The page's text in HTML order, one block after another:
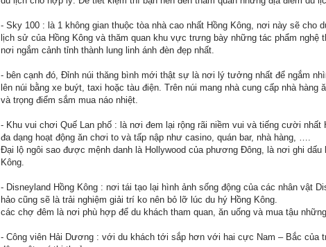
- Sky 100 : là 1 không gian thuộc tòa nhà cao nhất Hồng Kông, nơi này sẽ cho
lịch sử của Hồng Kông và thăm quan khu vực trưng bày những tác phẩm nghệ
nơi ngắm cảnh tỉnh thành lung linh ánh đèn đẹp nhất.
- bên cạnh đó, Đỉnh núi thăng bình mới thật sự là nơi lý tưởng nhất để ngắm
lên núi bằng xe buýt, taxi hoặc tàu điện. Trên núi mang nhà cung cấp nhà hàng
và trọng điểm sắm mua náo nhiệt.
- Khu vui chơi Quế Lan phố : là nơi đem lại rộng rãi niềm vui và tiếng cười
đa dạng hoạt động ăn chơi to và tấp nập như casino, quán bar, nhà hàng, ….
Đại lộ ngôi sao được mệnh danh là Hollywood của phương Đông, là nơi ghi
Kông.
- Disneyland Hồng Kông : nơi tái tạo lại hình ảnh sống động của các nhân vật
hảo cũng sẽ là trải nghiệm giải trí ko nên bỏ lỡ lúc du hý Hồng Kông.
các chợ đêm là nơi phù hợp để du khách tham quan, ăn uống và mua tậu
- Công viên Hải Dương : với du khách tới sắp hơn với hai cực Nam – Bắc của